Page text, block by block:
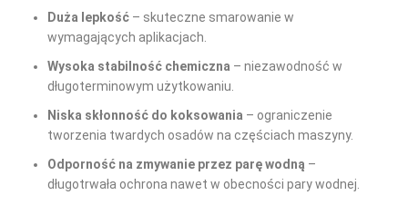
Duża lepkość – skuteczne smarowanie w
wymagających aplikacjach.
Wysoka stabilność chemiczna – niezawodność w
długoterminowym użytkowaniu.
Niska skłonność do koksowania – ograniczenie
tworzenia twardych osadów na częściach maszyny.
Odporność na zmywanie przez parę wodną –
długotrwała ochrona nawet w obecności pary wodnej.